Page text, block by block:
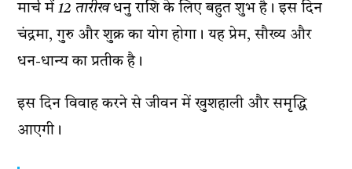
मार्च में12 तारीखधनु राशि के लिए बहुत शुभ है। इस दिन
चंद्रमा, गुरु और शुक्र का योग होगा। यह प्रेम, सौख्य और
धन-धान्य का प्रतीक है।
इस दिन विवाह करने से जीवन में खुशहाली और समृद्धि
आएगी।